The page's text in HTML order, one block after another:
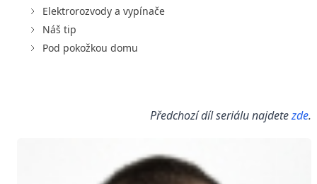
Elektrorozvody a vypínače
Náš tip
Pod pokožkou domu
Předchozí díl seriálu najdetezde.